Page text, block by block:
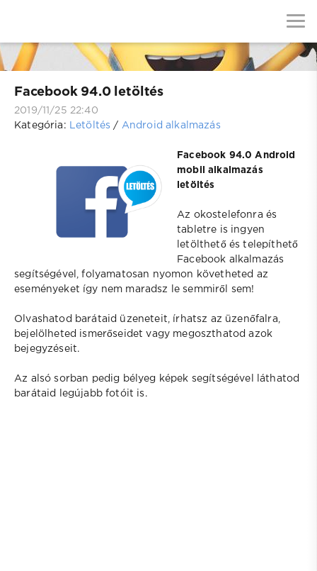
Facebook 94.0 letöltés
2019/11/25 22:40
Kategória:
Letöltés / Android alkalmazás
Facebook 94.0 Android
mobil alkalmazás
letöltés
Az okostelefonra és
tabletre is ingyen
letölthető és telepíthető
Facebook alkalmazás
segítségével, folyamatosan nyomon követheted az
eseményeket így nem maradsz le semmiről sem!
Olvashatod barátaid üzeneteit, írhatsz az üzenőfalra,
bejelölheted ismerőseidet vagy megoszthatod azok
bejegyzéseit.
Az alsó sorban pedig bélyeg képek segítségével láthatod
barátaid legújabb fotóit is.